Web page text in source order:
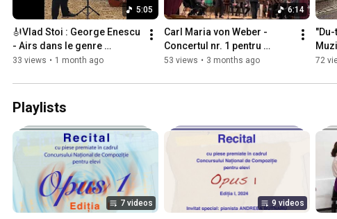
5:05
🎻Vlad Stoi : George Enescu
- Airs dans le genre
roumain (1926)
33 views • 1 month ago
6:14
Carl Maria von Weber -
Concertul nr. 1 pentru
clarinet și ansamblu de
53 views • 3 months ago 72
Playlists
7 videos 9 videos